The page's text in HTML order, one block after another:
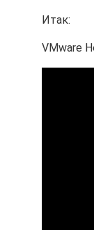
Итак:
VMware